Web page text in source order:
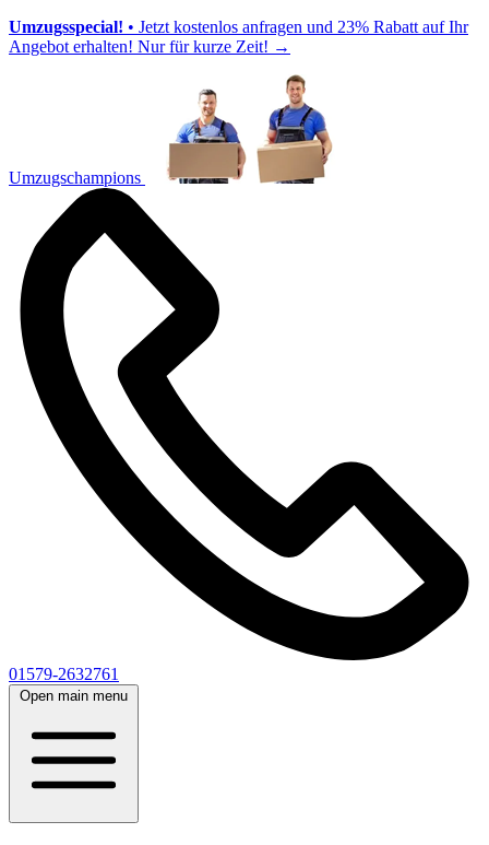
Umzugsspecial! • Jetzt kostenlos anfragen und 23% Rabatt auf Ihr
Angebot erhalten! Nur für kurze Zeit! →
Umzugschampions
01579-2632761
Open main menu